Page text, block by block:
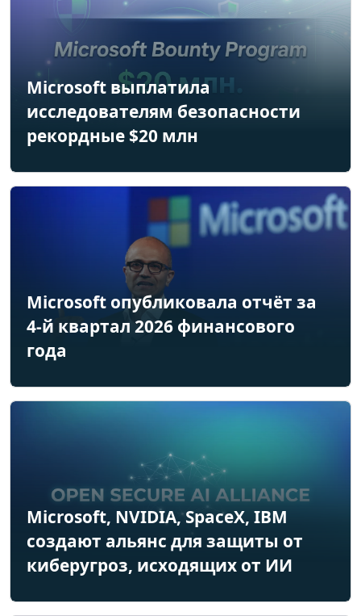
Microsoft выплатила
исследователям безопасности
рекордные $20 млн
Microsoft опубликовала отчёт за
4-й квартал 2026 финансового
года
Microsoft, NVIDIA, SpaceX, IBM
создают альянс для защиты от
киберугроз, исходящих от ИИ